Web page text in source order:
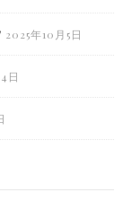
2025年10月5日
日